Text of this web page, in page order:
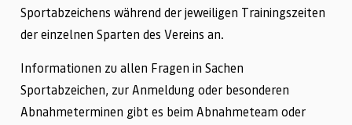
Sportabzeichens während der jeweiligen Trainingszeiten
der einzelnen Sparten des Vereins an.
Informationen zu allen Fragen in Sachen
Sportabzeichen, zur Anmeldung oder besonderen
Abnahmeterminen gibt es beim Abnahmeteam oder